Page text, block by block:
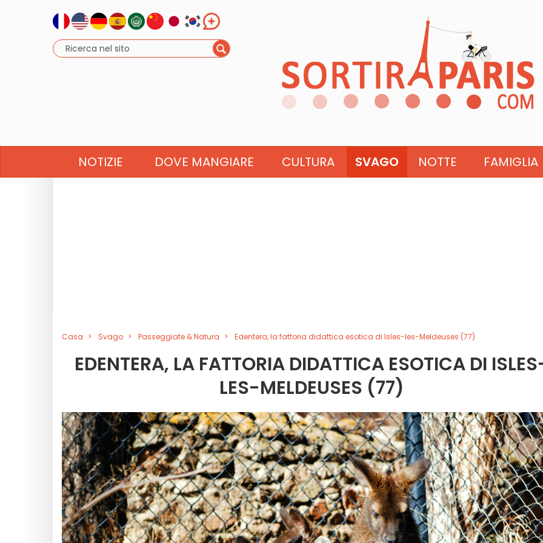
NOTIZIE DOVE MANGIARE CULTURA SVAGO NOTTE FAMIGLIA
Casa Svago Passeggiate & Natura Edentera, la fattoria didattica esotica di Isles-les-Meldeuses (77)
EDENTERA, LA FATTORIA DIDATTICA ESOTICA DI
LES-MELDEUSES (77)